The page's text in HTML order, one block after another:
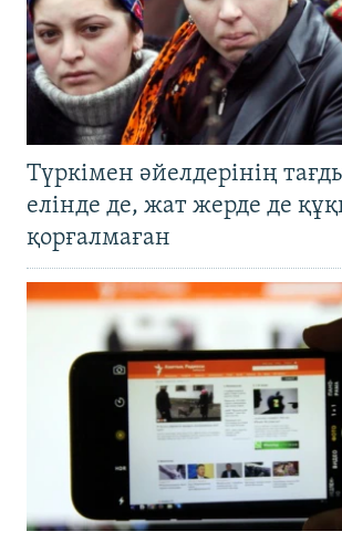
Түркімен әйелдерінің
елінде де, жат жерде де
қорғалмаған